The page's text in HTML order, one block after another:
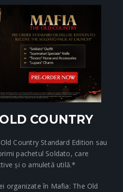
COUNTRY
Country Standard Edition sau
pachetul Soldato, care
și o amuletă utilă.*
organizate în Mafia: The Old